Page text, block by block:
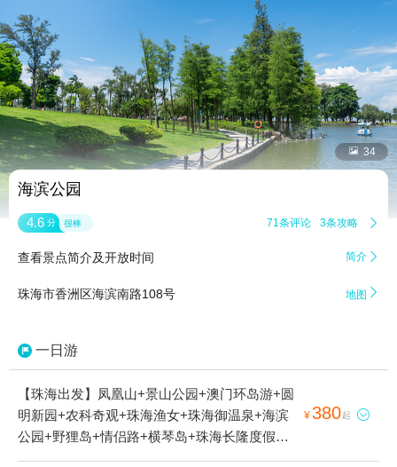
 34
海滨公园
4.6 分 很棒 71条评论 3条攻略 
查看景点简介及开放时间 简介 
珠海市香洲区海滨南路108号 地图 
一日游
【珠海出发】凤凰山+景山公园+澳门环岛游+圆
明新园+农科奇观+珠海渔女+珠海御温泉+海滨
公园+野狸岛+情侣路+横琴岛+珠海长隆度假区
+珠海长隆海洋王国+珠海大剧院+港珠澳大桥游
¥380起 
